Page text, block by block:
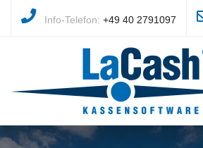
Info-Telefon: +49 40 2791097